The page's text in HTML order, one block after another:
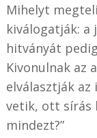
Mihelyt
kiválogatják: a
hitványát
Kivonulnak az
elválasztják az
vetik, ott sírás
mindezt?”